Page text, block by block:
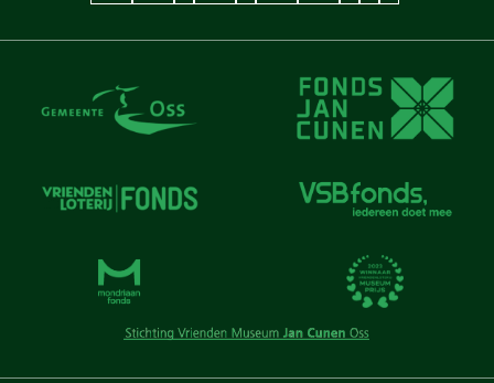
twitter Museum Jan Cunen
facebook Museum Jan Cunen
linkedin Museum Jan Cunen
youtube Museum Jan Cunen
instagram Museum